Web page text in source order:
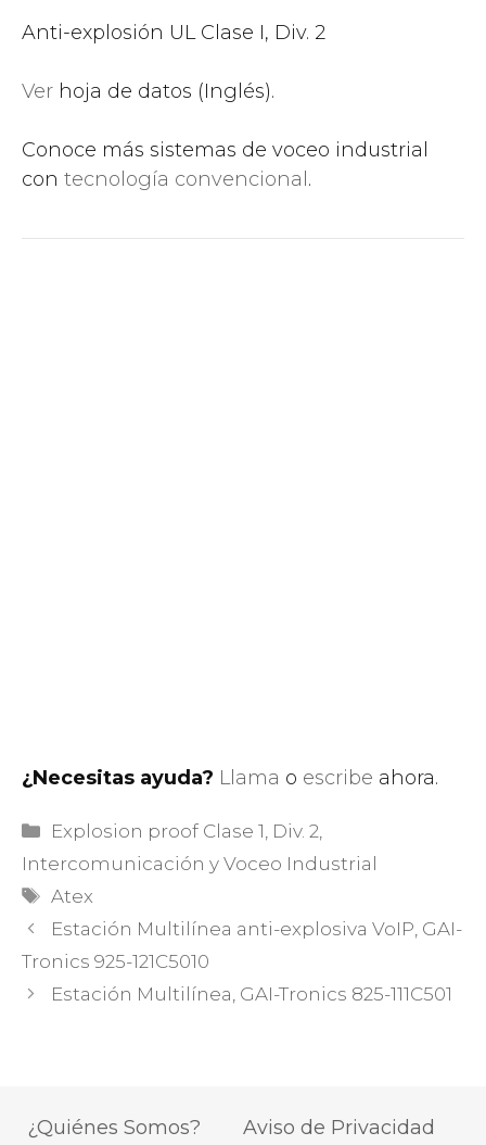
Anti-explosión UL Clase I, Div. 2
Ver hoja de datos (Inglés).
Conoce más sistemas de voceo industrial
con tecnología convencional .
¿Necesitas ayuda? Llama o escribe ahora.
Categorías
Explosion proof Clase 1, Div. 2,
Intercomunicación y Voceo Industrial
Etiquetas
Atex
Estación Multilínea anti-explosiva VoIP, GAI-
Tronics 925-121C5010
Estación Multilínea, GAI-Tronics 825-111C501
¿Quiénes Somos? Aviso de Privacidad